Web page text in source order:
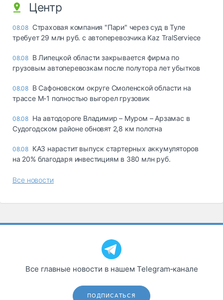
Центр
08.08 Страховая компания "Пари" через суд в Туле
требует 29 млн руб. с автоперевозчика Kaz TralServiece
08.08 В Липецкой области закрывается фирма по
грузовым автоперевозкам после полутора лет убытков
08.08 В Сафоновском округе Смоленской области на
трассе М-1 полностью выгорел грузовик
08.08 На автодороге Владимир – Муром – Арзамас в
Судогодском районе обновят 2,8 км полотна
08.08 КАЗ нарастит выпуск стартерных аккумуляторов
на 20% благодаря инвестициям в 380 млн руб.
Все новости
Все главные новости в нашем Telegram‑канале
ПОДПИСАТЬСЯ